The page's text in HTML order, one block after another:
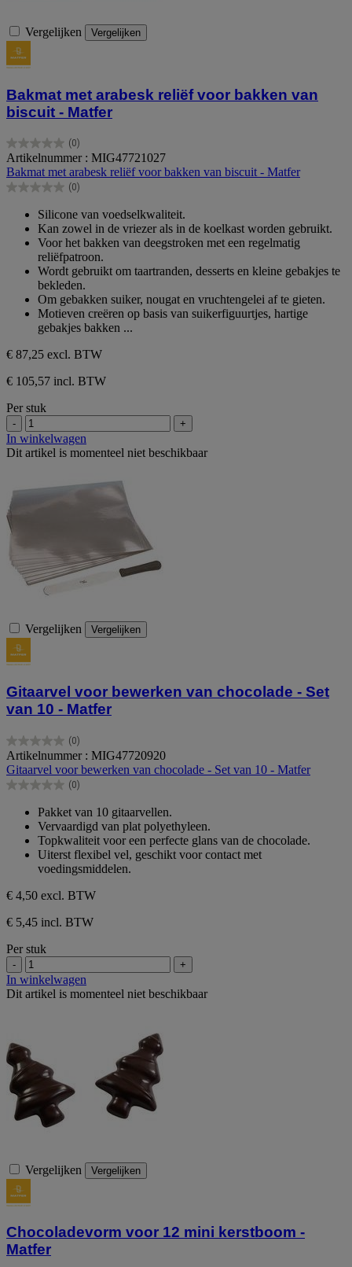
Vergelijken Vergelijken
Bakmat met arabesk reliëf voor bakken van
biscuit - Matfer
(0)
0.0
van
de
5
Artikelnummer : MIG47721027
Bakmat met arabesk reliëf voor bakken van biscuit - Matfer
(0)
0.0
sterren.
Silicone van voedselkwaliteit.
Kan zowel in de vriezer als in de koelkast worden gebruikt.
Voor het bakken van deegstroken met een regelmatig
reliëfpatroon.
Wordt gebruikt om taartranden, desserts en kleine gebakjes te
bekleden.
Om gebakken suiker, nougat en vruchtengelei af te gieten.
Motieven creëren op basis van suikerfiguurtjes, hartige
gebakjes bakken ...
€ 87,25 excl. BTW
€ 105,57 incl. BTW
Per stuk
- +
In winkelwagen
Dit artikel is momenteel niet beschikbaar
Vergelijken Vergelijken
Gitaarvel voor bewerken van chocolade - Set
van 10 - Matfer
(0)
0.0
van
de
5
Artikelnummer : MIG47720920
Gitaarvel voor bewerken van chocolade - Set van 10 - Matfer
(0)
0.0
sterren.
Pakket van 10 gitaarvellen.
Vervaardigd van plat polyethyleen.
Topkwaliteit voor een perfecte glans van de chocolade.
Uiterst flexibel vel, geschikt voor contact met
voedingsmiddelen.
€ 4,50 excl. BTW
€ 5,45 incl. BTW
Per stuk
- +
In winkelwagen
Dit artikel is momenteel niet beschikbaar
Vergelijken Vergelijken
Chocoladevorm voor 12 mini kerstboom -
Matfer